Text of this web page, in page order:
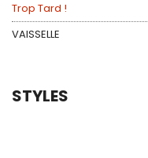
Trop Tard !
VAISSELLE
STYLES